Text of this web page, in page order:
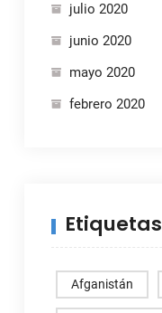
julio 2020
junio 2020
mayo 2020
febrero 2020
Etiquetas
Afganistán